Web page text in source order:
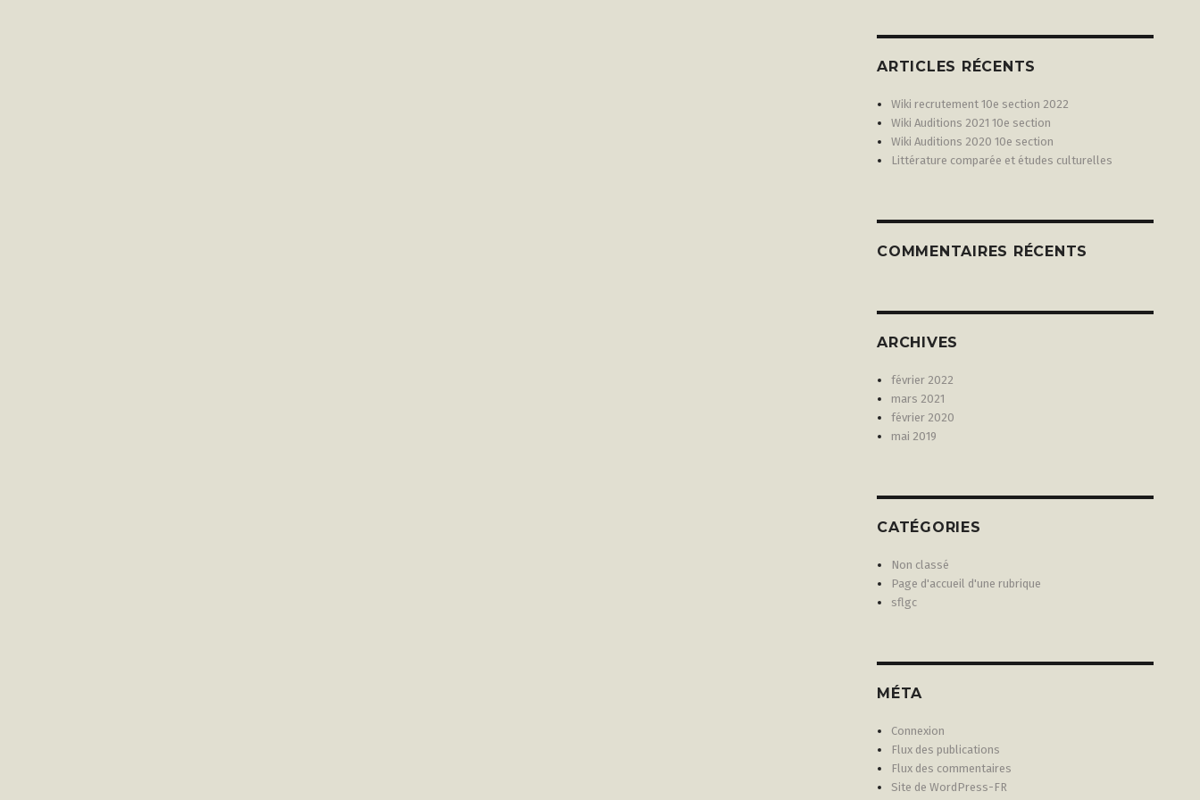
ARTICLES RÉCENTS
Wiki recrutement 10e section 2022
Wiki Auditions 2021 10e section
Wiki Auditions 2020 10e section
Littérature comparée et études culturelles
COMMENTAIRES RÉCENTS
ARCHIVES
février 2022
mars 2021
février 2020
mai 2019
CATÉGORIES
Non classé
Page d'accueil d'une rubrique
sflgc
MÉTA
Connexion
Flux des publications
Flux des commentaires
Site de WordPress-FR